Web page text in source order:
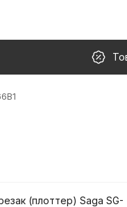
(плоттер) Saga SG-